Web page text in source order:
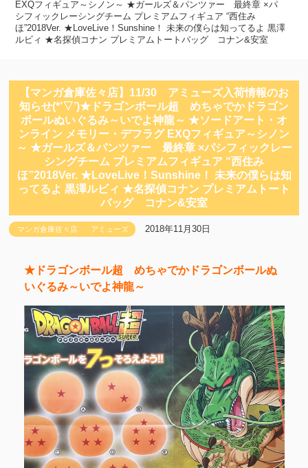
EXQフィギュア～シノン～ ★ガールズ＆パンツァー 最終章 ×パ
シフィックレーシングチーム プレミアムフィギュア “西住み
ほ”2018Ver. ★LoveLive！Sunshine！ 未来の僕らは知ってるよ 黒澤
ルビィ ★名探偵コナン プレミアムトートバッグ コナン&安室
【マンガ倉庫佐々店】11/30 アミューズ入荷情報のお
知らせ(*’▽’)★ドラゴンボール超 めちゃでかドラゴン
ボールぬいぐるみ～いでよ神龍～ ★ソードアート・オ
ンライン メモリー・デフラグ EXQフィギュア～シノン
～ ★ガールズ＆パンツァー 最終章 ×パシフィックレー
シングチーム プレミアムフィギュア “西住み
ほ”2018Ver. ★LoveLive！Sunshine！ 未来の僕らは知
ってるよ 黒澤ルビィ ★名探偵コナン プレミアムトート
バッグ コナン&安室
マンガ倉庫佐々店 アミューズ 2018年11月30日
★ドラゴンボール超 めちゃでかドラゴンボールぬ
いぐるみ～いでよ神龍～